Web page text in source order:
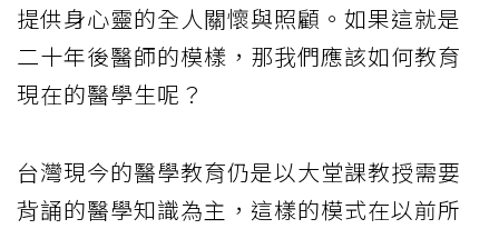
提供身心靈的全人關懷與照顧。如果這就是
二十年後醫師的模樣，那我們應該如何教育
現在的醫學生呢？
台灣現今的醫學教育仍是以大堂課教授需要
背誦的醫學知識為主，這樣的模式在以前所